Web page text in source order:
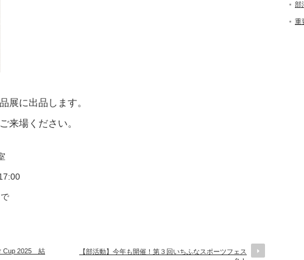
展に出品します。
来場ください。
Cup 2025 結
【部活動】今年も開催！第３回いちふなスポーツフェス
部
重